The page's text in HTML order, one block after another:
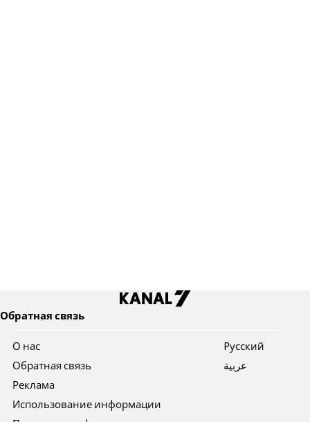
Обратная связь
О нас
Обратная связь
Реклама
Использование информации
Pусский
عربية